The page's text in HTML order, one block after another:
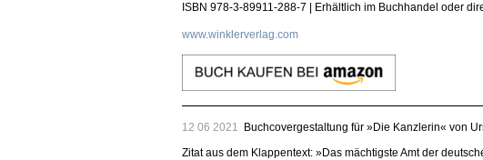
ISBN 978-3-89911-288-7 | Erhältlich im Buchhandel oder
www.winklerverlag.com
12 06 2021 Buchcovergestaltung für »Die Kanzlerin« von
Zitat aus dem Klappentext: »Das mächtigste Amt der